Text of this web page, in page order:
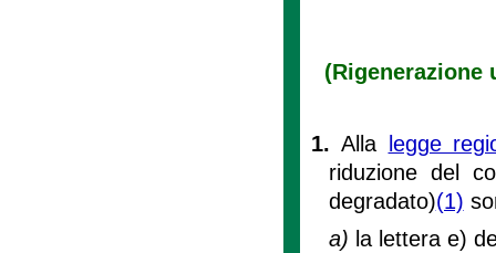
1.Alla
legge
riduzione del
degradato)(1)
a) la lettera e)